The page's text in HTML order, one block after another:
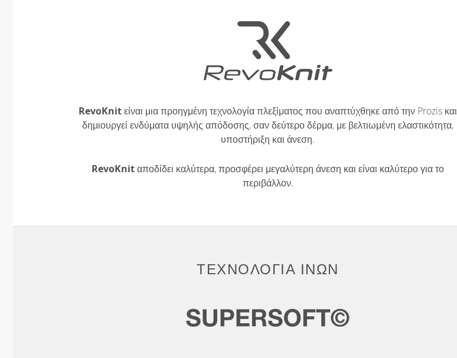
RevoKnitείναι μια προηγμένη τεχνολογία πλεξίματος που αναπτύχθηκε από την Prozis και
δημιουργεί ενδύματα υψηλής απόδοσης, σαν δεύτερο δέρμα, με βελτιωμένη ελαστικότητα,
υποστήριξη και άνεση.
RevoKnitαποδίδει καλύτερα, προσφέρει μεγαλύτερη άνεση και είναι καλύτερο για το
περιβάλλον.
ΤΕΧΝΟΛΟΓΊΑ ΙΝΏΝ